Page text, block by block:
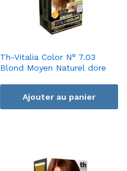
Th-Vitalia Color N° 7.03
Blond Moyen Naturel dore
Ajouter au panier